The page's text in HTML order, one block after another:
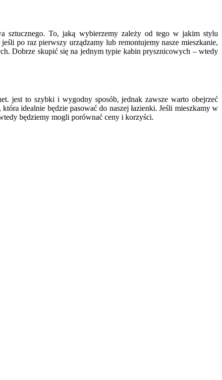
sztucznego. To, jaką wybierzemy zależy od tego w jakim stylu
po raz pierwszy urządzamy lub remontujemy nasze mieszkanie,
Dobrze skupić się na jednym typie kabin prysznicowych – wtedy
jest to szybki i wygodny sposób, jednak zawsze warto obejrzeć
idealnie będzie pasować do naszej łazienki. Jeśli mieszkamy w
będziemy mogli porównać ceny i korzyści.